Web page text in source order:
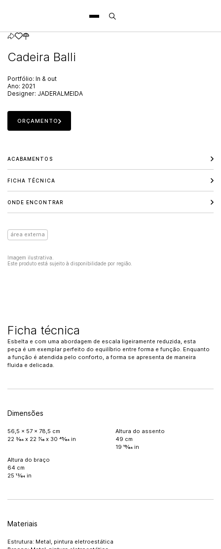
Cadeira Balli
Portfólio: In & out
Ano: 2021
Designer: JADERALMEIDA
ORÇAMENTO
ACABAMENTOS
FICHA TÉCNICA
ONDE ENCONTRAR
área externa
Imagem ilustrativa.
Este produto está sujeito à disponibilidade por região.
Ficha técnica
Esbelta e com uma abordagem de escala ligeiramente reduzida, esta
peça é um exemplar perfeito do equilíbrio entre forma e função. Enquanto
a função é atendida pelo conforto, a forma se apresenta de maneira
fluida e delicada.
Dimensões
56,5 x 57 x 78,5 cm
22 3⁄64 x 22 7⁄16 x 30 45⁄64 in
Altura do assento
49 cm
19 19⁄64 in
Altura do braço
64 cm
25 13⁄64 in
Materiais
Estrutura: Metal, pintura eletroestática